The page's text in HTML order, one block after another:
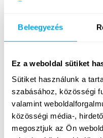
Beleegyezés
Ez a weboldal sütiket
Sütiket használunk a
szabásához, közösségi
valamint
közösségi média-,
megosztjuk az Ön
amely általában 5
jellemzően több
türelmedet!
Minden további
Addig is olvasgasd a
oldalunkonvagy ha
bizalommal!